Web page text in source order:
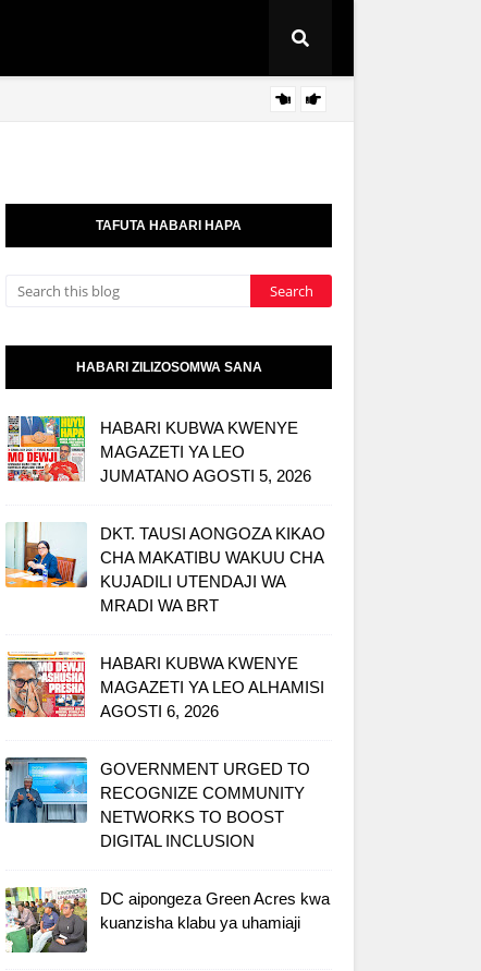
TAFUTA HABARI HAPA
HABARI ZILIZOSOMWA SANA
HABARI KUBWA KWENYE
MAGAZETI YA LEO
JUMATANO AGOSTI 5, 2026
DKT. TAUSI AONGOZA KIKAO
CHA MAKATIBU WAKUU CHA
KUJADILI UTENDAJI WA
MRADI WA BRT
HABARI KUBWA KWENYE
MAGAZETI YA LEO ALHAMISI
AGOSTI 6, 2026
GOVERNMENT URGED TO
RECOGNIZE COMMUNITY
NETWORKS TO BOOST
DIGITAL INCLUSION
DC aipongeza Green Acres kwa
kuanzisha klabu ya uhamiaji